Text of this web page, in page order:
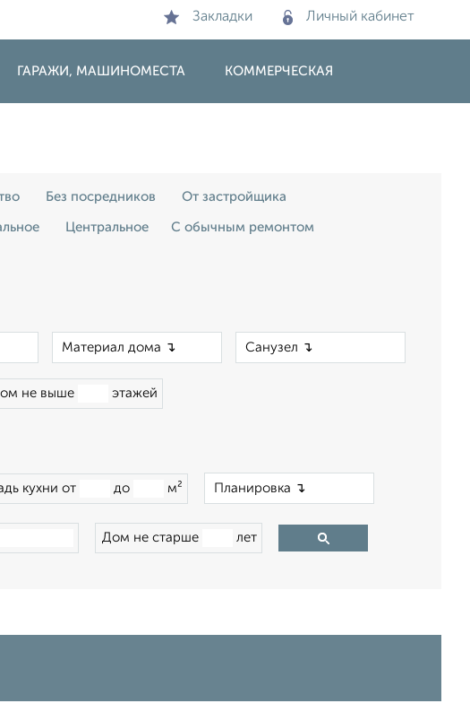
Закладки Личный кабинет
ГАРАЖИ, МАШИНОМЕСТА КОММЕРЧЕСКАЯ
Без посредников От застройщика
Центральное С обычным ремонтом
не выше этажей
кухни от до м²
Дом не старше лет